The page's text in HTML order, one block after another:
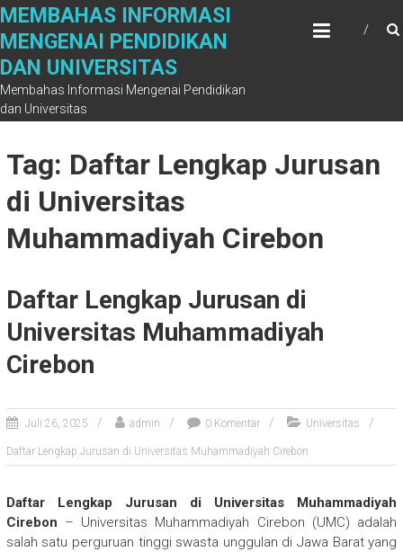
Skip
content
MEMBAHAS INFORMASI
MENGENAI PENDIDIKAN
DAN UNIVERSITAS
Membahas Informasi Mengenai Pendidikan
dan Universitas
Tag: Daftar Lengkap Jurusan
di Universitas
Muhammadiyah Cirebon
Daftar Lengkap Jurusan di
Universitas Muhammadiyah
Cirebon
Juli 26, 2025 admin 0 Komentar Universitas
Daftar Lengkap Jurusan di Universitas Muhammadiyah Cirebon
Daftar Lengkap Jurusan di Universitas Muhammadiyah
Cirebon – Universitas Muhammadiyah Cirebon (UMC) adalah
salah satu perguruan tinggi swasta unggulan di Jawa Barat yang